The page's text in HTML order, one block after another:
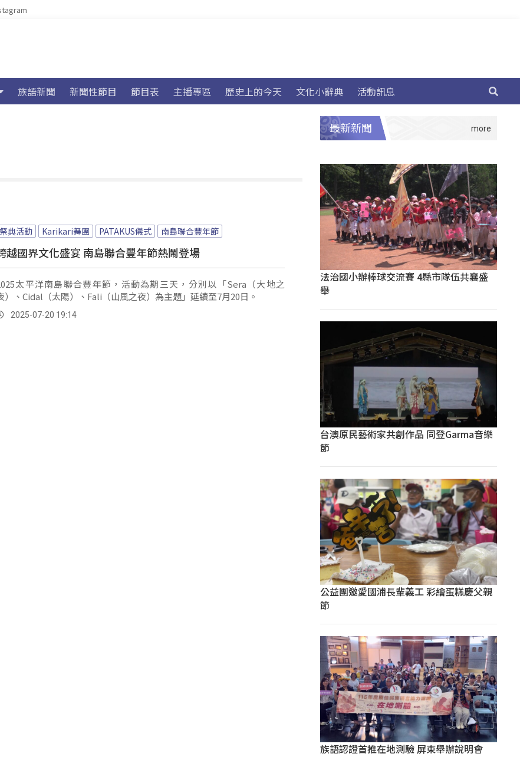
族語新聞 新聞性節目 節目表 主播專區 歷史上的今天 文化小辭典 活動訊息
祭典活動 Karikari舞團 PATAKUS儀式 南島聯合豐年節
越國界文化盛宴 南島聯合豐年節熱鬧登場
太平洋南島聯合豐年節，活動為期三天，分別以「Sera（大地之
）、Cidal（太陽）、Fali（山風之夜）為主題」延續至7月20日。
2025-07-20 19:14
最新新聞
法治國小辦棒球交流賽 4縣市隊伍共襄盛
舉
台澳原民藝術家共創作品 同登Garma音樂
節
公益團邀愛國浦長輩義工 彩繪蛋糕慶父親
節
族語認證首推在地測驗 屏東舉辦說明會